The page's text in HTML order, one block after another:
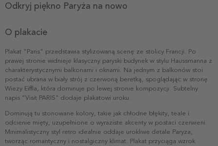
Odkryj piękno Paryża na nowo
O plakacie
Plakat "Paris" przedstawia stylizowaną scenę ze stolicy Francji. Po
prawej stronie widnieje klasyczny paryski budynek w stylu Haussmanna z
charakterystycznymi balkonami i oknami. Na jednym z balkonów stoi
postać ubrana w biały strój z czerwoną beretką, spoglądając w stronę
Wieży Eiffla, która dominuje po lewej stronie kompozycji. Subtelny
napis "Visit PARIS" dodaje plakatowi uroku.
Dominują tu stonowane kolory, takie jak chłodne błękity, teale i
odcienie mięty, uzupełnione o wyraziste akcenty w postaci czerwieni.
Minimalistyczny styl retro idealnie oddaje urokliwe detale Paryża,
tworząc romantyczny i nostalgiczny klimat. Plakat przyciąga wzrok